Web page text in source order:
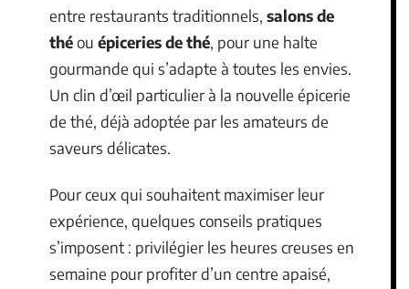
entre restaurants traditionnels, salons de
théou épiceries de thé, pour une halte
gourmande qui s’adapte à toutes les envies.
Un clin d’œil particulier à la nouvelle épicerie
de thé, déjà adoptée par les amateurs de
saveurs délicates.
Pour ceux qui souhaitent maximiser leur
expérience, quelques conseils pratiques
s’imposent : privilégier les heures creuses en
semaine pour profiter d’un centre apaisé,